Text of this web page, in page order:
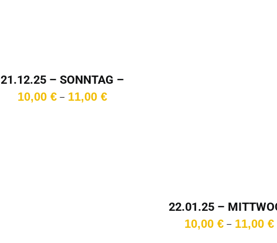
21.12.25 – SONNTAG –
20:00 Uhr
10,00 € – 11,00 €Preisspanne:
22.01.25 –
– 15:00 Uhr
10,00 € – 11,00 €